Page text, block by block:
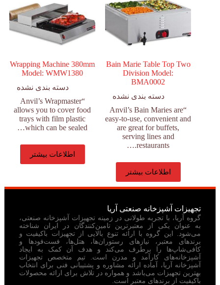
Bain Marie Table Top Two
Division Model:
BMA0002
دسته بندی نشده
“Anvil’s Bain Maries are
easy-to-use, convenient and
are great for buffets,
serving lines and
restaurants.…
اطلاعات بیشتر
Wrapping Machine 380mm
Model: WMW1380
دسته بندی نشده
“Anvil’s Wrapmaster
allows you to cover food
trays with film plastic
which can be sealed…
اطلاعات بیشتر
تجهیزات آشپزخانه صنعتی آریا
گروه آریا، با تجربه طولانی در زمینه تجهیزات آشپزخانه صنعتی،
به عنوان یکی از معتبرترین تامین‌کنندگان در ایران شناخته
می‌شود. این گروه با ارائه تنوع بالایی از تجهیزات باکیفیت و
برندهای معتبر، نیازهای رستوران‌ها، هتل‌ها، فست‌فودها و
کافی‌شاپ‌ها را برطرف می‌کند و هدف آن کمک به ایجاد
آشپزخانه‌های کارآمد و مدرن است. تیم متخصص تجهیزات
آشپزخانه آریا، آماده ارائه مشاوره و پشتیبانی فنی برای انتخاب
بهترین تجهیزات می‌باشد و همواره در تلاش برای ارائه محصولات
باکیفیت از برندهای معتبر است.